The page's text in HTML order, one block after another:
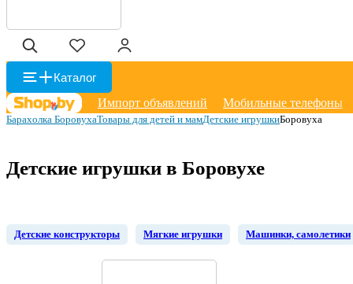
Каталог
Импорт объявлений
Мобильные телефоны
Барахолка БоровухаТовары для детей и мамДетские игрушкиБоровуха
Детские игрушки в Боровухе
Детские конструкторы Мягкие игрушки Машинки, самолетики